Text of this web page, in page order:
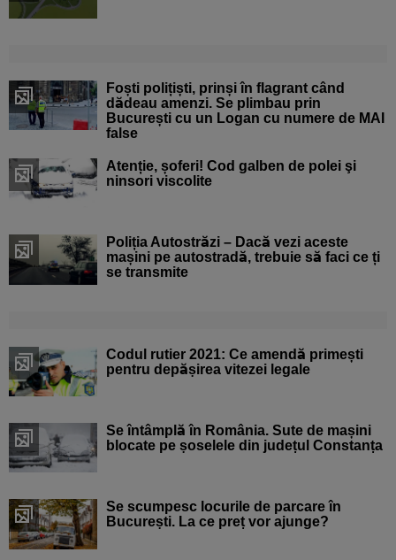
Foști polițiști, prinși în flagrant când
dădeau amenzi. Se plimbau prin
București cu un Logan cu numere de MAI
false
Atenție, șoferi! Cod galben de polei şi
ninsori viscolite
Poliția Autostrăzi – Dacă vezi aceste
mașini pe autostradă, trebuie să faci ce ți
se transmite
Codul rutier 2021: Ce amendă primești
pentru depășirea vitezei legale
Se întâmplă în România. Sute de mașini
blocate pe șoselele din județul Constanța
Se scumpesc locurile de parcare în
București. La ce preț vor ajunge?